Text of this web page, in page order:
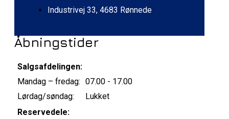
Industrivej 33, 4683 Rønnede
Åbningstider
Salgsafdelingen:
Mandag – fredag: 07.00 - 17.00
Lørdag/søndag:
Lukket
Reservedele: